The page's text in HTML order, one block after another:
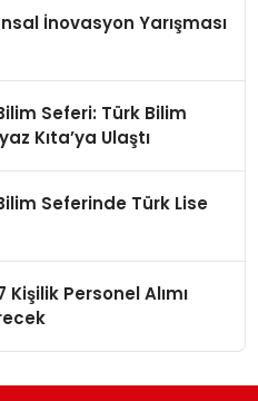
İnovasyon Yarışması
Seferi: Türk Bilim
Kıta’ya Ulaştı
Seferinde Türk Lise
Kişilik Personel Alımı